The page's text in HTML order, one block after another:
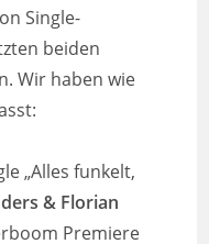
Single-
beiden
Wir haben wie
„Alles funkelt,
& Florian
Premiere